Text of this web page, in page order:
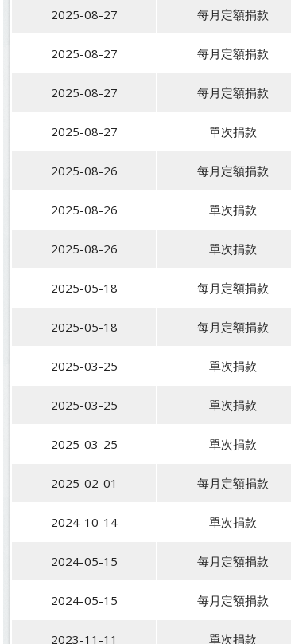
2025-08-27 每月定額捐款
2025-08-27 每月定額捐款
2025-08-27 每月定額捐款
2025-08-27 單次捐款
2025-08-26 每月定額捐款
2025-08-26 單次捐款
2025-08-26 單次捐款
2025-05-18 每月定額捐款
2025-05-18 每月定額捐款
2025-03-25 單次捐款
2025-03-25 單次捐款
2025-03-25 單次捐款
2025-02-01 每月定額捐款
2024-10-14 單次捐款
2024-05-15 每月定額捐款
2024-05-15 每月定額捐款
2023-11-11 單次捐款